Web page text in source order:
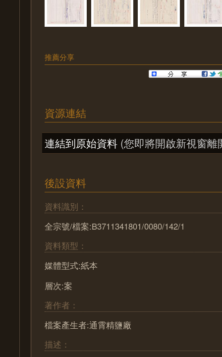
推薦分享
資源連結
連結到原始資料 (您即將開啟新視窗離
後設資料
資料識別：
全宗號/檔案:B3711341801/0080/142/1
資料類型：
媒體型式:紙本
層次:案
著作者：
檔案產生者:通霄精鹽廠
描述：